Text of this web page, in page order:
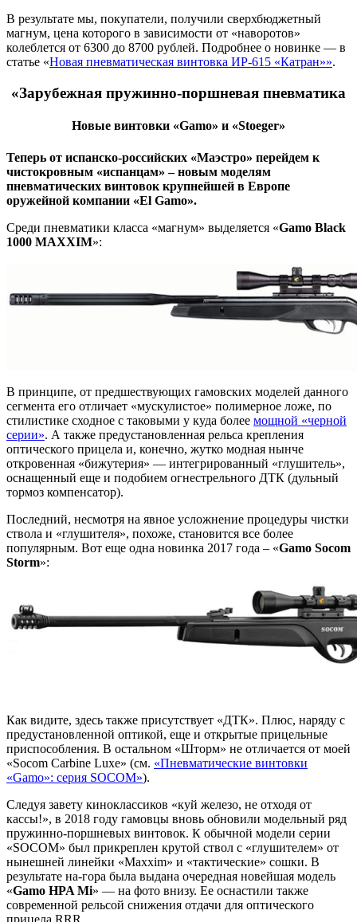
В результате мы, покупатели, получили сверхбюджетный
магнум, цена которого в зависимости от «наворотов»
колеблется от 6300 до 8700 рублей. Подробнее о новинке — в
статье «Новая пневматическая винтовка ИР-615 «Катран»».
«Зарубежная пружинно-поршневая пневматика
Новые винтовки «Gamo» и «Stoeger»
Теперь от испанско-российских «Маэстро» перейдем к
чистокровным «испанцам» – новым моделям
пневматических винтовок крупнейшей в Европе
оружейной компании «El Gamo».
Среди пневматики класса «магнум» выделяется «Gamo Black
1000 MAXXIM»:
В принципе, от предшествующих гамовских моделей данного
сегмента его отличает «мускулистое» полимерное ложе, по
стилистике сходное с таковыми у куда более мощной «черной
серии». А также предустановленная рельса крепления
оптического прицела и, конечно, жутко модная нынче
откровенная «бижутерия» — интегрированный «глушитель»,
оснащенный еще и подобием огнестрельного ДТК (дульный
тормоз компенсатор).
Последний, несмотря на явное усложнение процедуры чистки
ствола и «глушителя», похоже, становится все более
популярным. Вот еще одна новинка 2017 года – «Gamo Socom
Storm»:
Как видите, здесь также присутствует «ДТК». Плюс, наряду с
предустановленной оптикой, еще и открытые прицельные
приспособления. В остальном «Шторм» не отличается от моей
«Socom Carbine Luxe» (см. «Пневматические винтовки
«Gamo»: серия SOCOM»).
Следуя завету киноклассиков «куй железо, не отходя от
кассы!», в 2018 году гамовцы вновь обновили модельный ряд
пружинно-поршневых винтовок. К обычной модели серии
«SOCOM» был прикреплен крутой ствол с «глушителем» от
нынешней линейки «Maxxim» и «тактические» сошки. В
результате на-гора была выдана очередная новейшая модель
«Gamo HPA Mi» — на фото внизу. Ее оснастили также
современной рельсой снижения отдачи для оптического
прицела RRR.